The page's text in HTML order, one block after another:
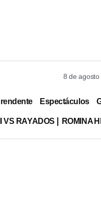
8 de agosto
Espectáculos
VS RAYADOS ROMINA